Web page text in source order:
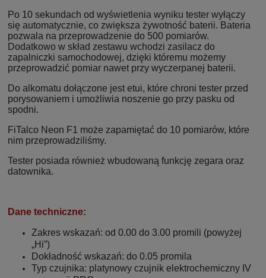
Po 10 sekundach od wyświetlenia wyniku tester wyłączy
się automatycznie, co zwiększa żywotność baterii. Bateria
pozwala na przeprowadzenie do 500 pomiarów.
Dodatkowo w skład zestawu wchodzi zasilacz do
zapalniczki samochodowej, dzięki któremu możemy
przeprowadzić pomiar nawet przy wyczerpanej baterii.
Do alkomatu dołączone jest etui, które chroni tester przed
porysowaniem i umożliwia noszenie go przy pasku od
spodni.
FiTalco Neon F1 może zapamiętać do 10 pomiarów, które
nim przeprowadziliśmy.
Tester posiada również wbudowaną funkcję zegara oraz
datownika.
Dane techniczne:
Zakres wskazań: od 0.00 do 3.00 promili (powyżej
„Hi”)
Dokładność wskazań: do 0.05 promila
Typ czujnika: platynowy czujnik elektrochemiczny IV